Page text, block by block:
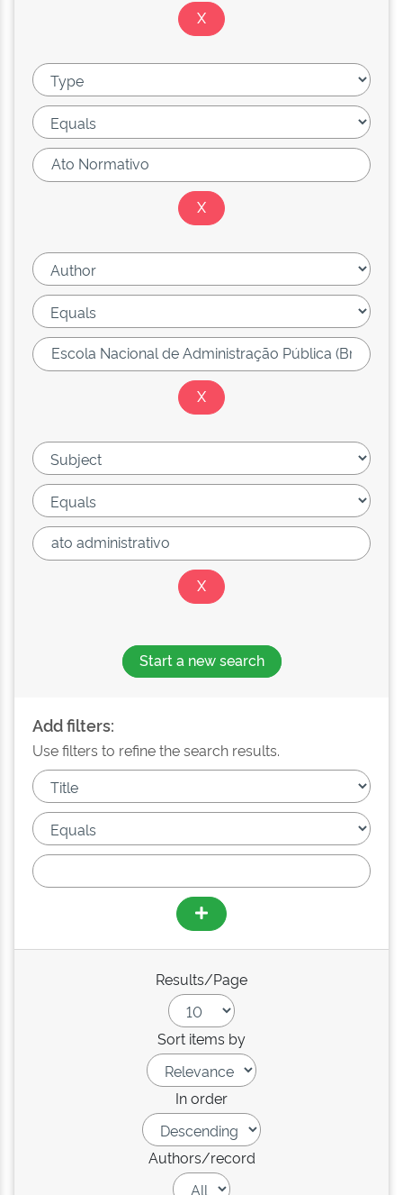
Start a new search
Add filters:
Use filters to refine the search results.
Results/Page
Sort items by
In order
Authors/record